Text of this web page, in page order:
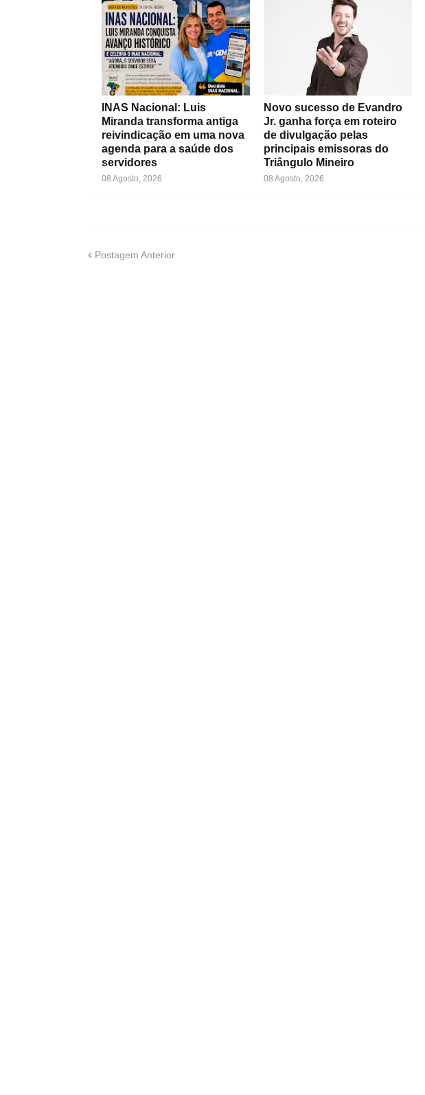
INAS Nacional: Luis
Miranda transforma antiga
reivindicação em uma nova
agenda para a saúde dos
servidores
08 Agosto, 2026
Novo sucesso de Evandro
Jr. ganha força em roteiro
de divulgação pelas
principais emissoras do
Triângulo Mineiro
08 Agosto, 2026
Postagem Anterior